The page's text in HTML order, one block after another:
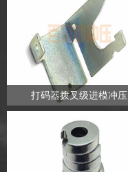
打码器拨叉级进模冲压